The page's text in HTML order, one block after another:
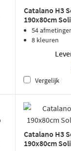
Catalano H3
190x80cm
acqua
54
8 kleuren
Vergelijk
Catalano H3
190x80cm